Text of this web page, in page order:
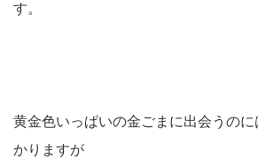
す。
黄金色いっぱいの金ごまに出会うの
かりますが